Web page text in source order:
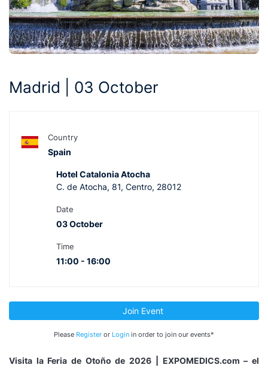
Madrid | 03 October
Country
Spain
Hotel Catalonia Atocha
C. de Atocha, 81, Centro, 28012
Date
03 October
Time
11:00 - 16:00
Join Event
Please Register or Login in order to join our events*
Visita la Feria de Otoño de 2026 | EXPOMEDICS.com – el